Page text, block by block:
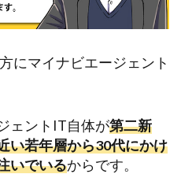
にマイナビエージェント
ェントIT自体が第二新
い若年層から30代にかけ
いでいるからです。